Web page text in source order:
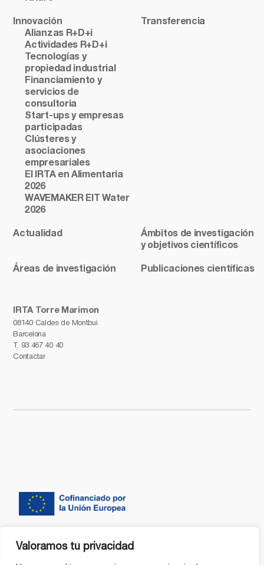
Valoramos tu privacidad
IRTA Torre Marimon
08140 Caldes de Montbui
Barcelona
T. 93 467 40 40
Contactar
Innovación
Alianzas R+D+i
Actividades R+D+i
Tecnologías y
propiedad industrial
Financiamiento y
servicios de
consultoria
Start-ups y empresas
participadas
Clústeres y
asociaciones
empresariales
El IRTA en Alimentaria
2026
WAVEMAKER EIT Water
2026
Transferencia
Actualidad
Ámbitos de investigación
y objetivos científicos
Áreas de investigación Publicaciones científicas